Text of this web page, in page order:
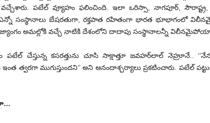
పటేల్‌ వ్యూహం ఫలించింది. ఇలా ఒరిస్సా, నాగపూర్‌, సౌరాష్ట్ర,
సంస్థానాలు బేషరతుగా, రక్తపాత రహితంగా భారత భూభాగంలో
అమల్లోకి వచ్చే నాటికి దేశంలోని దాదాపు సంస్థానాలన్నీ
చేస్తున్న కసరత్తును చూసి సాక్షాత్తూ జవహర్‌లాల్‌ నెహ్రూనే..
త్వరగా ముగుస్తుందని’’ అని ఆనందాశ్చర్యాలు ప్రకటించారు. పటేల్‌